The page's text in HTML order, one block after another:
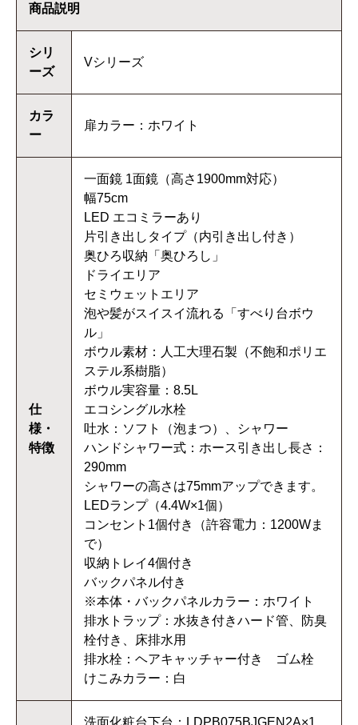
商品説明
シリ
ーズ
Vシリーズ
カラ
ー
扉カラー：ホワイト
仕
様・
特徴
一面鏡 1面鏡（高さ1900mm対応）
幅75cm
LED エコミラーあり
片引き出しタイプ（内引き出し付き）
奥ひろ収納「奥ひろし」
ドライエリア
セミウェットエリア
泡や髪がスイスイ流れる「すべり台ボウ
ル」
ボウル素材：人工大理石製（不飽和ポリエ
ステル系樹脂）
ボウル実容量：8.5L
エコシングル水栓
吐水：ソフト（泡まつ）、シャワー
ハンドシャワー式：ホース引き出し長さ：
290mm
シャワーの高さは75mmアップできます。
LEDランプ（4.4W×1個）
コンセント1個付き（許容電力：1200Wま
で）
収納トレイ4個付き
バックパネル付き
※本体・バックパネルカラー：ホワイト
排水トラップ：水抜き付きハード管、防臭
栓付き、床排水用
排水栓：ヘアキャッチャー付き ゴム栓
けこみカラー：白
洗面化粧台下台：LDPB075BJGEN2A×1